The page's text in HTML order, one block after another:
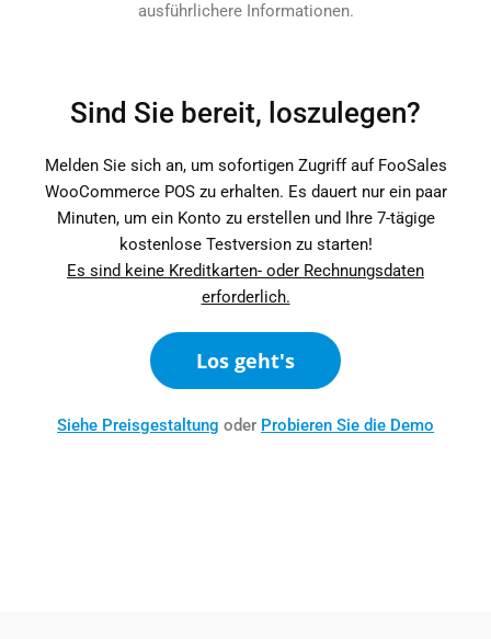
ausführlichere Informationen.
Sind Sie bereit, loszulegen?
Melden Sie sich an, um sofortigen Zugriff auf FooSales
WooCommerce POS zu erhalten. Es dauert nur ein paar
Minuten, um ein Konto zu erstellen und Ihre 7-tägige
kostenlose Testversion zu starten!
Es sind keine Kreditkarten- oder Rechnungsdaten
erforderlich.
Los geht's
Siehe Preisgestaltung oder Probieren Sie die Demo